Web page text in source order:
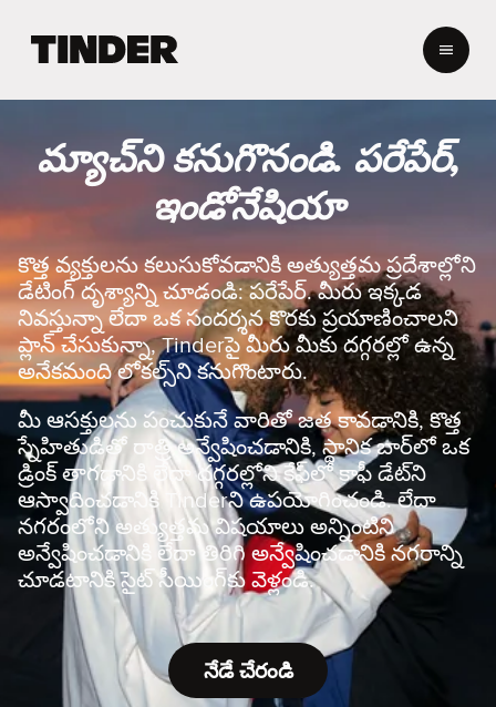
r
మ్
మ్యాచ్‌ని కనుగొనండి. పరేపేర్,
ఇండోనేషియా
కొత్త వ్యక్తులను కలుసుకోవడానికి అత్యుత్తమ ప్రదేశాల్లోని
డేటింగ్ దృశ్యాన్ని చూడండి: పరేపేర్. మీరు ఇక్కడ
నివస్తున్నా లేదా ఒక సందర్శన కొరకు ప్రయాణించాలని
ప్లాన్ చేసుకున్నా, Tinderపై మీరు మీకు దగ్గరల్లో ఉన్న
అనేకమంది లోకల్స్‌ని కనుగొంటారు.
మీ ఆసక్తులను పంచుకునే వారితో జత కావడానికి, కొత్త
స్నేహితుడితో రాత్రి అన్వేషించడానికి, స్థానిక బార్‌లో ఒక
డ్రింక్ తాగడానికి లేదా దగ్గరల్లోని కేఫ్‌లో కాఫీ డేట్‌ని
ఆస్వాదించడానికి Tinderని ఉపయోగించండి. లేదా
నగరంలోని అత్యుత్తమ విషయాలు అన్నింటిని
అన్వేషించడానికి లేదా తిరిగి అన్వేషించడానికి నగరాన్ని
చూడటానికి సైట్ సీయింగ్‌కు వెళ్లండి.
నేడే చేరండి